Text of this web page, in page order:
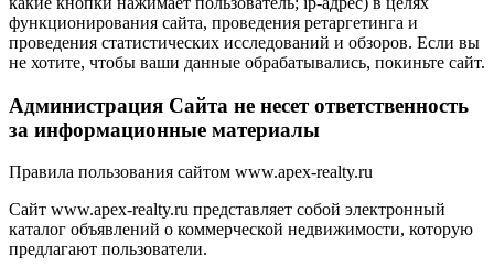
функционирования сайта, проведения ретаргетинга и
проведения статистических исследований и обзоров. Если вы
не хотите, чтобы ваши данные обрабатывались, покиньте сайт.
Администрация Сайта не несет ответственность
за информационные материалы
Правила пользования сайтом www.apex-realty.ru
Сайт www.apex-realty.ru представляет собой электронный
каталог объявлений о коммерческой недвижимости, которую
предлагают пользователи.